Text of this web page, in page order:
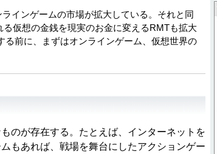
インゲームの市場が拡大している。それと同
仮想の金銭を現実のお金に変えるRMTも拡大
る前に、まずはオンラインゲーム、仮想世界の
のが存在する。たとえば、インターネットを
もあれば、戦場を舞台にしたアクションゲー